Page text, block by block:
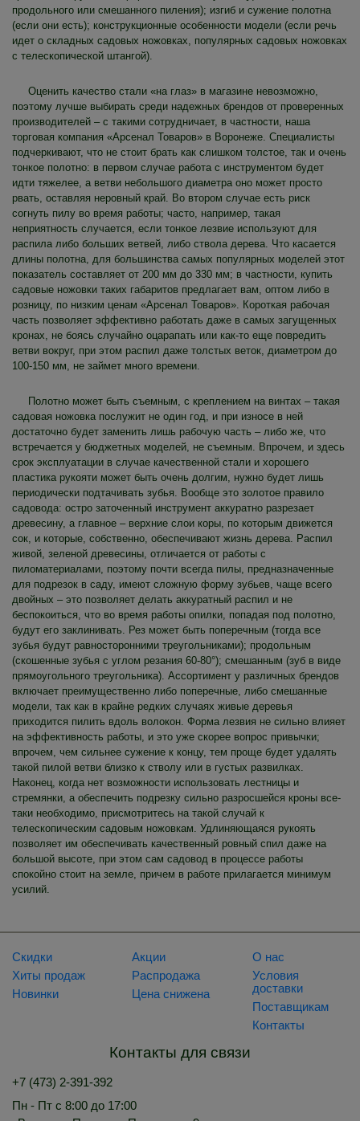
продольного или смешанного пиления); изгиб и сужение полотна
(если они есть); конструкционные особенности модели (если речь
идет о складных садовых ножовках, популярных садовых ножовках
с телескопической штангой).
Оценить качество стали «на глаз» в магазине невозможно,
поэтому лучше выбирать среди надежных брендов от проверенных
производителей – с такими сотрудничает, в частности, наша
торговая компания «Арсенал Товаров» в Воронеже. Специалисты
подчеркивают, что не стоит брать как слишком толстое, так и очень
тонкое полотно: в первом случае работа с инструментом будет
идти тяжелее, а ветви небольшого диаметра оно может просто
рвать, оставляя неровный край. Во втором случае есть риск
согнуть пилу во время работы; часто, например, такая
неприятность случается, если тонкое лезвие используют для
распила либо больших ветвей, либо ствола дерева. Что касается
длины полотна, для большинства самых популярных моделей этот
показатель составляет от 200 мм до 330 мм; в частности, купить
садовые ножовки таких габаритов предлагает вам, оптом либо в
розницу, по низким ценам «Арсенал Товаров». Короткая рабочая
часть позволяет эффективно работать даже в самых загущенных
кронах, не боясь случайно оцарапать или как-то еще повредить
ветви вокруг, при этом распил даже толстых веток, диаметром до
100-150 мм, не займет много времени.
Полотно может быть съемным, с креплением на винтах – такая
садовая ножовка послужит не один год, и при износе в ней
достаточно будет заменить лишь рабочую часть – либо же, что
встречается у бюджетных моделей, не съемным. Впрочем, и здесь
срок эксплуатации в случае качественной стали и хорошего
пластика рукояти может быть очень долгим, нужно будет лишь
периодически подтачивать зубья. Вообще это золотое правило
садовода: остро заточенный инструмент аккуратно разрезает
древесину, а главное – верхние слои коры, по которым движется
сок, и которые, собственно, обеспечивают жизнь дерева. Распил
живой, зеленой древесины, отличается от работы с
пиломатериалами, поэтому почти всегда пилы, предназначенные
для подрезок в саду, имеют сложную форму зубьев, чаще всего
двойных – это позволяет делать аккуратный распил и не
беспокоиться, что во время работы опилки, попадая под полотно,
будут его заклинивать. Рез может быть поперечным (тогда все
зубья будут равносторонними треугольниками); продольным
(скошенные зубья с углом резания 60-80°); смешанным (зуб в виде
прямоугольного треугольника). Ассортимент у различных брендов
включает преимущественно либо поперечные, либо смешанные
модели, так как в крайне редких случаях живые деревья
приходится пилить вдоль волокон. Форма лезвия не сильно влияет
на эффективность работы, и это уже скорее вопрос привычки;
впрочем, чем сильнее сужение к концу, тем проще будет удалять
такой пилой ветви близко к стволу или в густых развилках.
Наконец, когда нет возможности использовать лестницы и
стремянки, а обеспечить подрезку сильно разросшейся кроны все-
таки необходимо, присмотритесь на такой случай к
телескопическим садовым ножовкам. Удлиняющаяся рукоять
позволяет им обеспечивать качественный ровный спил даже на
большой высоте, при этом сам садовод в процессе работы
спокойно стоит на земле, причем в работе прилагается минимум
усилий.
Скидки
Хиты продаж
Новинки
Акции
Распродажа
Цена снижена
О нас
Условия
доставки
Поставщикам
Контакты
Контакты для связи
+7 (473) 2-391-392
Пн - Пт с 8:00 до 17:00